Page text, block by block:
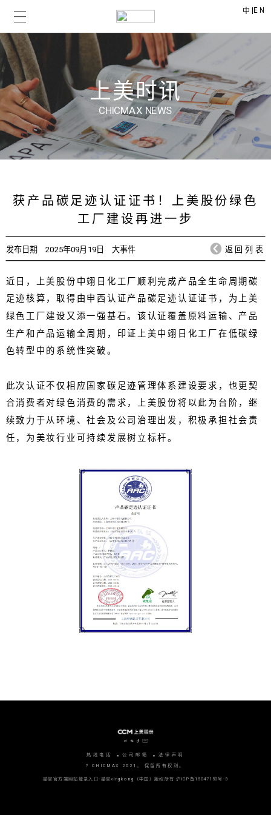
中 |EN
上美时讯
CHICMAX NEWS
获产品碳足迹认证证书！上美股份绿色
工厂建设再进一步
发布日期 2025年09月19日 大事件 返回列表
近日，上美股份中翊日化工厂顺利完成产品全生命周期碳
足迹核算，取得由申西认证产品碳足迹认证证书，为上美
绿色工厂建设又添一强基石。该认证覆盖原料运输、产品
生产和产品运输全周期，印证上美中翊日化工厂在低碳绿
色转型中的系统性突破。
此次认证不仅相应国家碳足迹管理体系建设要求，也更契
合消费者对绿色消费的需求，上美股份将以此为台阶，继
续致力于从环境、社会及公司治理出发，积极承担社会责
任，为美妆行业可持续发展树立标杆。
热线电话 公司邮箱 法律声明
? CHICMAX 2021。 保留所有权利。
星空官方端网站登录入口-星空xingkong（中国）版权所有 沪ICP备15047150号-3